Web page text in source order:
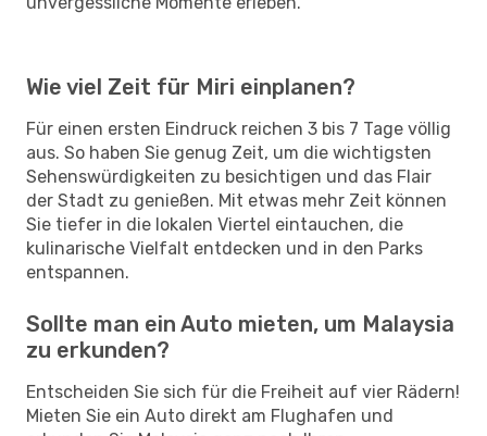
Wie viel Zeit für Miri einplanen?
Für einen ersten Eindruck reichen 3 bis 7 Tage völlig
aus. So haben Sie genug Zeit, um die wichtigsten
Sehenswürdigkeiten zu besichtigen und das Flair
der Stadt zu genießen. Mit etwas mehr Zeit können
Sie tiefer in die lokalen Viertel eintauchen, die
kulinarische Vielfalt entdecken und in den Parks
entspannen.
Sollte man ein Auto mieten, um Malaysia
zu erkunden?
Entscheiden Sie sich für die Freiheit auf vier Rädern!
Mieten Sie ein Auto direkt am Flughafen und